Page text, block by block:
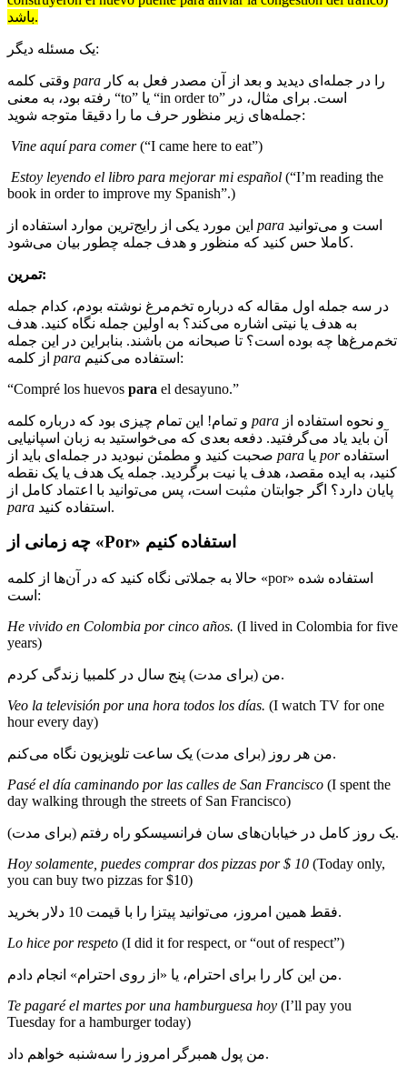
باشد.
یک مسئله دیگر:
para
رفته بود، به معنی “to” یا “in order to” است. برای مثال، در
جمله‌های زیر منظور حرف ما را دقیقا متوجه شوید:
Vine aquí para comer(“I came here to eat”)
Estoy leyendo el libro para mejorar mi español (“I’m reading the
book in order to improve my Spanish”.)
para
کاملا حس کنید که منظور و هدف جمله چطور بیان می‌شود.
تمرین:
در سه جمله اول مقاله که درباره تخم‌مرغ نوشته بودم، کدام جمله
به هدف یا نیتی اشاره می‌کند؟ به اولین جمله نگاه کنید. هدف
تخم‌مرغ‌ها چه بوده است؟ تا صبحانه من باشند. بنابراین در این جمله
para
استفاده می‌کنیم:
“Compré los huevos para el desayuno.”
para
آن باید یاد می‌گرفتید. دفعه بعدی که می‌خواستید به زبان اسپانیایی
para porاستفاده
کنید، به ایده مقصد، هدف یا نیت برگردید. جمله یک هدف یا یک نقطه
پایان دارد؟ اگر جوابتان مثبت است، پس می‌توانید با اعتماد کامل از
para
استفاده کنید.
چه زمانی از «Por » استفاده کنیم
حالا به جملاتی نگاه کنید که در آن‌ها از کلمه «por» استفاده شده
است:
He vivido en Colombia por cinco años. (I lived in Colombia for five
years)
من (برای مدت) پنج سال در کلمبیا زندگی کردم.
Veo la televisión por una hora todos los días. (I watch TV for one
hour every day)
من هر روز (برای مدت) یک ساعت تلویزیون نگاه می‌کنم.
Pasé el día caminando por las calles de San Francisco (I spent the
day walking through the streets of San Francisco)
(برای مدت) یک روز کامل در خیابان‌های سان فرانسیسکو راه رفتم.
Hoy solamente, puedes comprar dos pizzas por $ 10 (Today only,
you can buy two pizzas for $10)
فقط همین امروز، می‌توانید پیتزا را با قیمت 10 دلار بخرید.
Lo hice por respeto (I did it for respect, or “out of respect”)
من این کار را برای احترام، یا «از روی احترام» انجام دادم.
Te pagaré el martes por una hamburguesa hoy (I’ll pay you
Tuesday for a hamburger today)
من پول همبرگر امروز را سه‌شنبه خواهم داد.